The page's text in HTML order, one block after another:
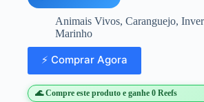
Animais Vivos, Caranguejo,
Marinho
⚡ Comprar Agora
🌊 Compre este produto e ganhe 0 Reefs